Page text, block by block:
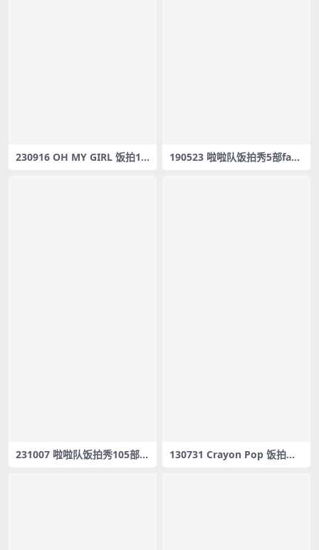
230916 OH MY GIRL 饭拍13
190523 啦啦队饭拍秀5部fanc
231007 啦啦队饭拍秀105部fa
130731 Crayon Pop 饭拍秀4